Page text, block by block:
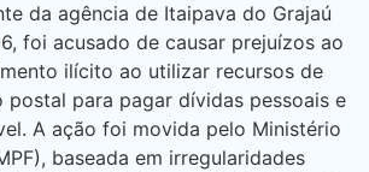
da agência de Itaipava do Grajaú
foi acusado de causar prejuízos ao
ilícito ao utilizar recursos de
postal para pagar dívidas pessoais e
A ação foi movida pelo Ministério
baseada em irregularidades